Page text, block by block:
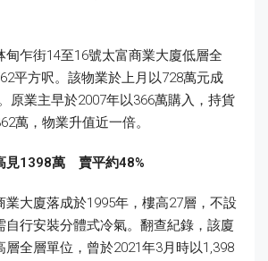
甸乍街14至16號太富商業大廈低層全
平方呎。該物業於上月以728萬元成
原業主早於2007年以366萬購入，持貨
萬，物業升值近一倍。
見1398萬 賣平約48%
業大廈落成於1995年，樓高27層，不設
自行安裝分體式冷氣。翻查紀錄，該廈
層全層單位，曾於2021年3月時以1,398